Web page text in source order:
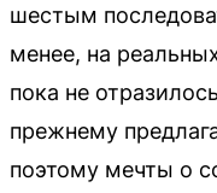
шестым
менее, на
пока не
прежнему
поэтому мечты о